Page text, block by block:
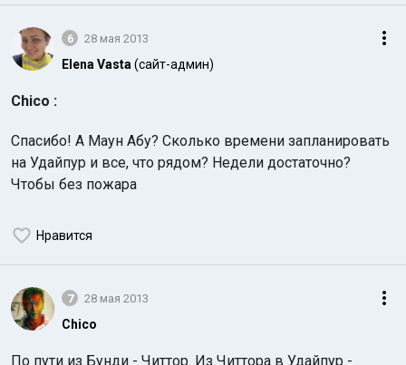
6 28 мая 2013
Elena Vasta (сайт-админ)
Chico :
Спасибо! А Маун Абу? Сколько времени запланировать
на Удайпур и все, что рядом? Недели достаточно?
Чтобы без пожара
Нравится
7 28 мая 2013
Chico
По пути из Бунди - Читтор. Из Читтора в Удайпур -